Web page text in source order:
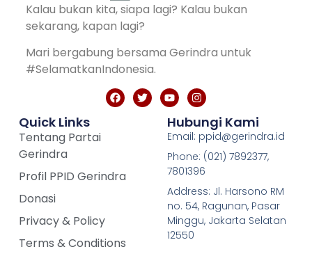
Kalau bukan kita, siapa lagi? Kalau bukan
sekarang, kapan lagi?
Mari bergabung bersama Gerindra untuk
#SelamatkanIndonesia.
Quick Links
Tentang Partai
Gerindra
Profil PPID Gerindra
Donasi
Privacy & Policy
Terms & Conditions
Hubungi Kami
Email: ppid@gerindra.id
Phone: (021) 7892377,
7801396
Address: Jl. Harsono RM
no. 54, Ragunan, Pasar
Minggu, Jakarta Selatan
12550